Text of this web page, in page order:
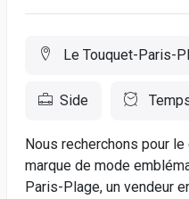
Le Touquet-Paris-
Side
Nous recherchons pour
marque de mode
Paris-Plage, un vendeur